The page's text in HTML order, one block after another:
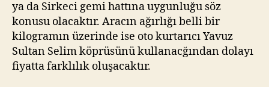
ya da Sirkeci gemi hattına uygunluğu söz
konusu olacaktır. Aracın ağırlığı belli bir
kilogramın üzerinde ise oto kurtarıcı Yavuz
Sultan Selim köprüsünü kullanacğından dolayı
fiyatta farklılık oluşacaktır.